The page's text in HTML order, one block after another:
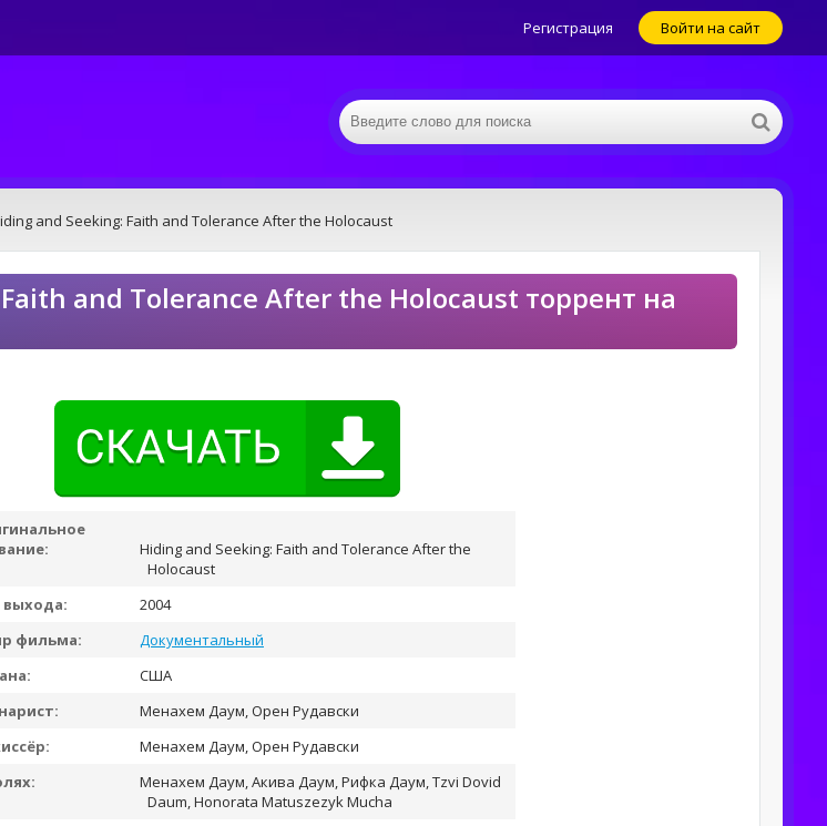
Регистрация Войти на сайт
and Seeking: Faith and Tolerance After the Holocaust
and Tolerance After the Holocaust торрент на
Hiding and Seeking: Faith and Tolerance After the
Holocaust
выхода:
2004
фильма:
Документальный
США
Менахем Даум, Орен Рудавски
Менахем Даум, Орен Рудавски
Менахем Даум, Акива Даум, Рифка Даум, Tzvi Dovid
Daum, Honorata Matuszezyk Mucha